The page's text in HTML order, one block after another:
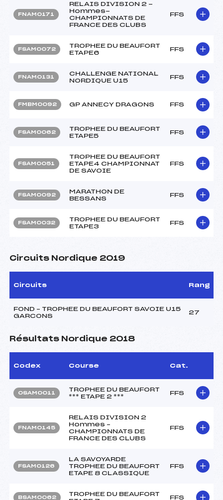
FNAM0171
RELAIS DIVISION 2 -
Hommes-
CHAMPIONNATS DE
FRANCE DES CLUBS
FFS
FSAM0072
TROPHEE DU BEAUFORT
ETAPE6
FFS
FNAM0131
CHALLENGE NATIONAL
NORDIQUE U15
FFS
FMBM0092 GP ANNECY DRAGONS FFS
FSAM0062
TROPHEE DU BEAUFORT
ETAPE5
FFS
FSAM0051
TROPHEE DU BEAUFORT
ETAPE4 CHAMPIONNAT
DE SAVOIE
FFS
FSAM0092
MARATHON DE
BESSANS
FFS
FSAM0032
TROPHEE DU BEAUFORT
ETAPE3
FFS
Circuits Nordique 2019
Circuits Rang
FOND – TROPHEE DU BEAUFORT SAVOIE U15
GARCONS
27
Résultats Nordique 2018
Codex Course Cat.
OSAM0011
TROPHEE DU BEAUFORT
*** ETAPE 2 ***
FFS
FNAM0145
RELAIS DIVISION 2
Hommes –
CHAMPIONNATS DE
FRANCE DES CLUBS
FFS
FSAM0126
LA SAVOYARDE
TROPHEE DU BEAUFORT
ETAPE 8 CLASSIQUE
FFS
BSAM0062
TROPHEE DU BEAUFORT
FFS